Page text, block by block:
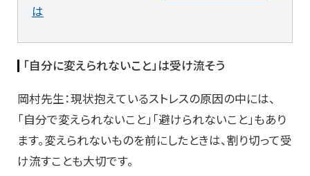
は
「自分に変えられないこと」は受け流そう
岡村先生：現状抱えているストレスの原因の中には、
「自分で変えられないこと」「避けられないこと」もあり
ます。変えられないものを前にしたときは、割り切って受
け流すことも大切です。